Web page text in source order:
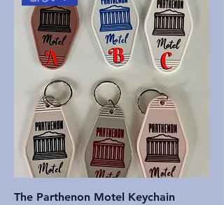
The Parthenon Motel Keychain